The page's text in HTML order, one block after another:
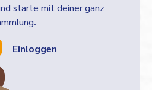
starte mit deiner ganz
Einloggen